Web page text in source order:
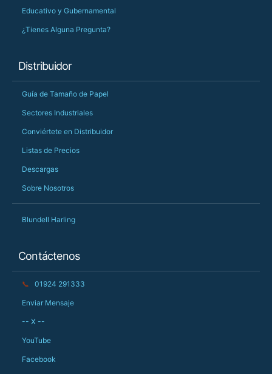
Educativo y Gubernamental
¿Tienes Alguna Pregunta?
Distribuidor
Guía de Tamaño de Papel
Sectores Industriales
Conviértete en Distribuidor
Listas de Precios
Descargas
Sobre Nosotros
Blundell Harling
Contáctenos
📞 01924 291333
Enviar Mensaje
-- X --
YouTube
Facebook